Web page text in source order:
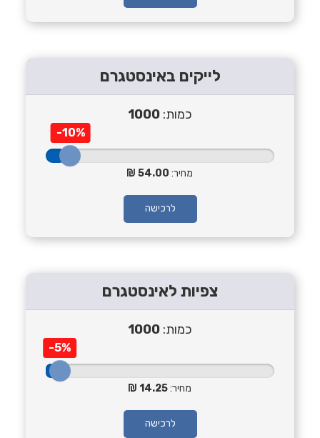
לייקים באינסטגרם
כמות: 1000
-10%
מחיר: 54.00
לרכישה
צפיות לאינסטגרם
כמות: 1000
-5%
מחיר:14.25
לרכישה